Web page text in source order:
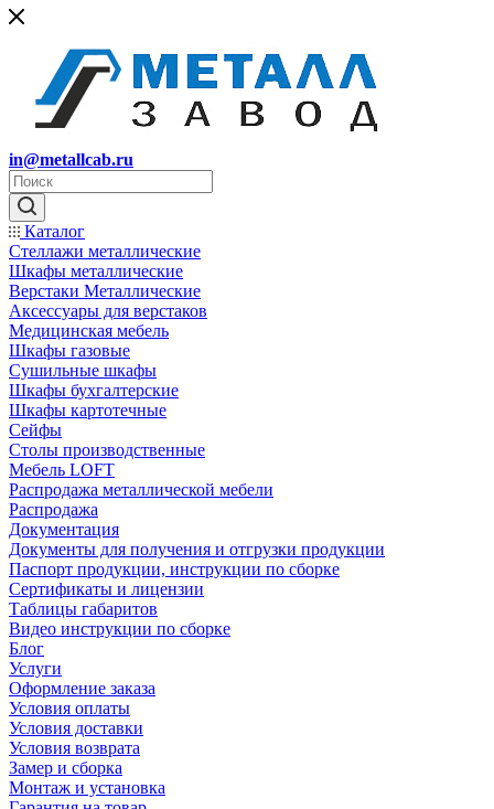
in@metallcab.ru
Каталог
Стеллажи металлические
Шкафы металлические
Верстаки Металлические
Аксессуары для верстаков
Медицинская мебель
Шкафы газовые
Сушильные шкафы
Шкафы бухгалтерские
Шкафы картотечные
Сейфы
Столы производственные
Мебель LOFT
Распродажа металлической мебели
Распродажа
Документация
Документы для получения и отгрузки продукции
Паспорт продукции, инструкции по сборке
Сертификаты и лицензии
Таблицы габаритов
Видео инструкции по сборке
Блог
Услуги
Оформление заказа
Условия оплаты
Условия доставки
Условия возврата
Замер и сборка
Монтаж и установка